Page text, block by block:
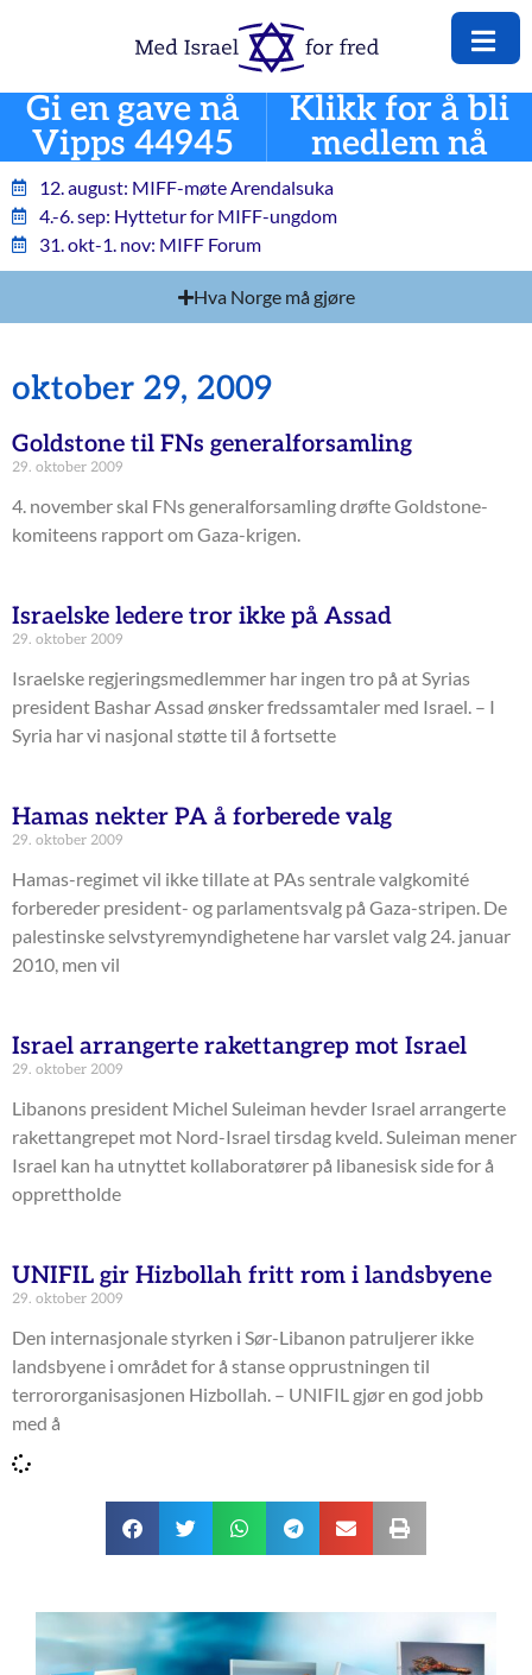
Gi en gave nå
Vipps 44945
Klikk for å bli
medlem nå
12. august: MIFF-møte Arendalsuka
4.-6. sep: Hyttetur for MIFF-ungdom
31. okt-1. nov: MIFF Forum
Hva Norge må gjøre
oktober 29, 2009
Goldstone til FNs generalforsamling
29. oktober 2009
4. november skal FNs generalforsamling drøfte Goldstone-
komiteens rapport om Gaza-krigen.
Israelske ledere tror ikke på Assad
29. oktober 2009
Israelske regjeringsmedlemmer har ingen tro på at Syrias
president Bashar Assad ønsker fredssamtaler med Israel. – I
Syria har vi nasjonal støtte til å fortsette
Hamas nekter PA å forberede valg
29. oktober 2009
Hamas-regimet vil ikke tillate at PAs sentrale valgkomité
forbereder president- og parlamentsvalg på Gaza-stripen. De
palestinske selvstyremyndighetene har varslet valg 24. januar
2010, men vil
Israel arrangerte rakettangrep mot Israel
29. oktober 2009
Libanons president Michel Suleiman hevder Israel arrangerte
rakettangrepet mot Nord-Israel tirsdag kveld. Suleiman mener
Israel kan ha utnyttet kollaboratører på libanesisk side for å
opprettholde
UNIFIL gir Hizbollah fritt rom i landsbyene
29. oktober 2009
Den internasjonale styrken i Sør-Libanon patruljerer ikke
landsbyene i området for å stanse opprustningen til
terrororganisasjonen Hizbollah. – UNIFIL gjør en god jobb
med å